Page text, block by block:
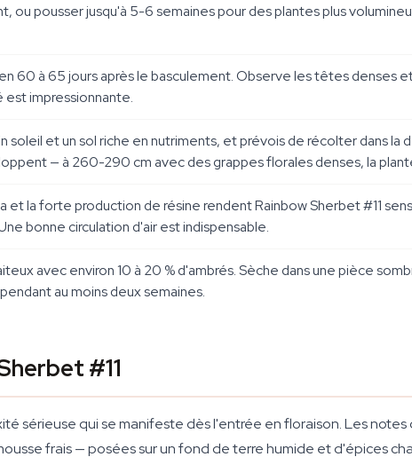
ou pousser jusqu'à 5-6 semaines pour des plantes plus
60 à 65 jours après le basculement. Observe les têtes denses
impressionnante.
soleil et un sol riche en nutriments, et prévois de récolter dans
— à 260-290 cm avec des grappes florales denses, la
la forte production de résine rendent Rainbow Sherbet #11
bonne circulation d'air est indispensable.
avec environ 10 à 20 % d'ambrés. Sèche dans une pièce
au moins deux semaines.
#11
sérieuse qui se manifeste dès l'entrée en floraison. Les
frais — posées sur un fond de terre humide et d'épices